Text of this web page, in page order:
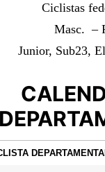
Ciclistas
Masc. –
Junior, Sub23,